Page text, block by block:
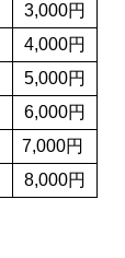
3,000円
4,000円
5,000円
6,000円
7,000円
8,000円